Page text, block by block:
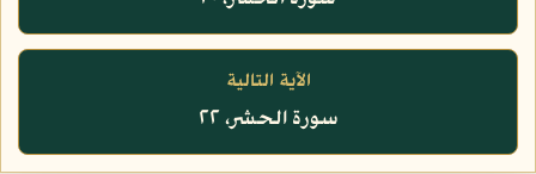
الآية التالية
سورة الحشر، ٢٢